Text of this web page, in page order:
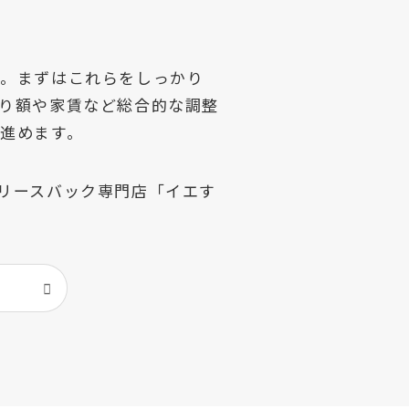
まずはこれらをしっかり
額や家賃など総合的な調整
めます。
ースバック専門店「イエす